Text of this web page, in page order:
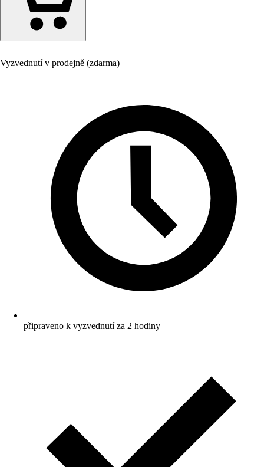
Vyzvednutí v prodejně (zdarma)
připraveno k vyzvednutí za 2 hodiny